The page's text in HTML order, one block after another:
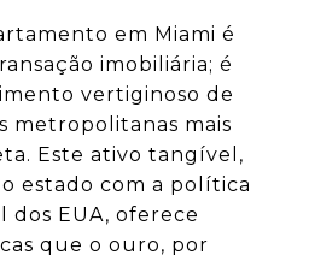
em Miami é
imobiliária; é
vertiginoso de
metropolitanas mais
Este ativo tangível,
estado com a política
dos EUA, oferece
que o ouro, por